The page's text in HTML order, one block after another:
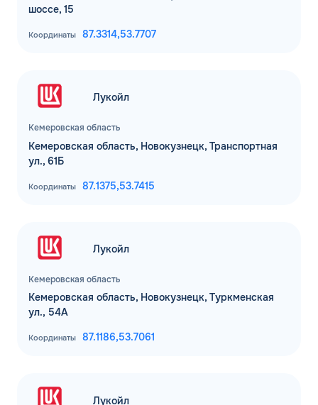
шоссе, 15
Координаты 87.3314,53.7707
Кемеровская область
Лукойл
Кемеровская область, Новокузнецк, Транспортная
ул., 61Б
Координаты 87.1375,53.7415
Кемеровская область
Лукойл
Кемеровская область, Новокузнецк, Туркменская
ул., 54А
Координаты 87.1186,53.7061
Лукойл
Телефон*
Комментарий
Для юр. лиц и ИП
обработкой персональных данных
ДО
Мы свяжемся с Вами в ближайшее
ОК